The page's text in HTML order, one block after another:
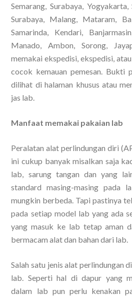
Semarang, Surabaya,
Surabaya, Malang, Mataram,
Samarinda, Kendari,
Manado, Ambon, Sorong,
memakai ekspedisi, ekspedisi,
cocok kemauan pemesan. Bukti
dilihat di halaman khusus atau
jas lab.
Manfaat memakai pakaian lab
Peralatan alat perlindungan diri
ini cukup banyak misalkan saja
lab, sarung tangan dan yang
standard masing-masing pada
mungkin berbeda. Tapi pastinya
pada setiap model lab yang ada
yang masuk ke lab tetap aman
bermacam alat dan bahan dari lab.
Salah satu jenis alat perlindungan
lab. Seperti hal di dapur yang
dalam lab pun perlu kenakan